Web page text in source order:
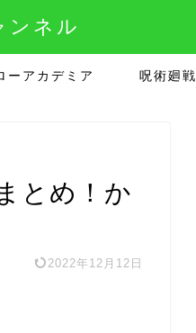
ンネル
ーアカデミア 呪術廻戦
とめ！か
2022年12月12日